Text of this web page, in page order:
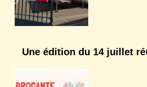
Une édition du 14 juillet